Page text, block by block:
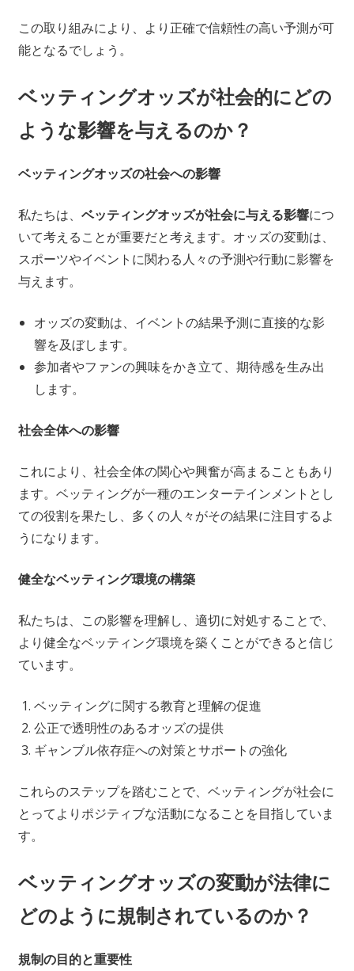
この取り組みにより、より正確で信頼性の高い予測が可
能となるでしょう。
ベッティングオッズが社会的にどの
ような影響を与えるのか？
ベッティングオッズの社会への影響
私たちは、 ベッティングオッズが社会に与える影響につ
いて考えることが重要だと考えます。オッズの変動は、
スポーツやイベントに関わる人々の予測や行動に影響を
与えます。
オッズの変動は、イベントの結果予測に直接的な影
響を及ぼします。
参加者やファンの興味をかき立て、期待感を生み出
します。
社会全体への影響
これにより、社会全体の関心や興奮が高まることもあり
ます。ベッティングが一種のエンターテインメントとし
ての役割を果たし、多くの人々がその結果に注目するよ
うになります。
健全なベッティング環境の構築
私たちは、この影響を理解し、適切に対処することで、
より健全なベッティング環境を築くことができると信じ
ています。
ベッティングに関する教育と理解の促進
公正で透明性のあるオッズの提供
ギャンブル依存症への対策とサポートの強化
これらのステップを踏むことで、ベッティングが社会に
とってよりポジティブな活動になることを目指していま
す。
ベッティングオッズの変動が法律に
どのように規制されているのか？
規制の目的と重要性